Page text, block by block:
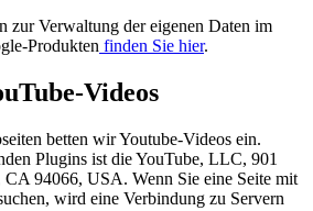
zur Verwaltung der eigenen Daten im
Produkten finden Sie hier.
Videos
betten wir Youtube-Videos ein.
Plugins ist die YouTube, LLC, 901
94066, USA. Wenn Sie eine Seite mit
wird eine Verbindung zu Servern